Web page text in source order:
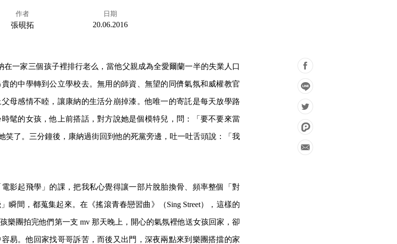
作者
張硯拓
日期
20.06.2016
在一家三個孩子裡排行老么，當他父親成為全愛爾蘭一半的失業人口
的中學轉到公立學校去。無用的師資、無望的同儕氣氛和威權教官
母感情不睦，讓康納的生活分崩掉漆。他唯一的寄託是每天放學路
時髦的女孩，他上前搭話，對方說她是個模特兒，問：「要不要來當
笑了。三分鐘後，康納過街回到他的死黨旁邊，吐一吐舌頭說：「我
影起飛學」的課，把我私心覺得讓一部片脫胎換骨、頻率整個「對
瞬間，都蒐集起來。在《搖滾青春戀習曲》（Sing Street），這樣的
樂團拍完他們第一支 mv 那天晚上，開心的氣氛裡他送女孩回家，卻
易。他回家找哥哥訴苦，而後又出門，深夜兩點來到樂團搭擋的家